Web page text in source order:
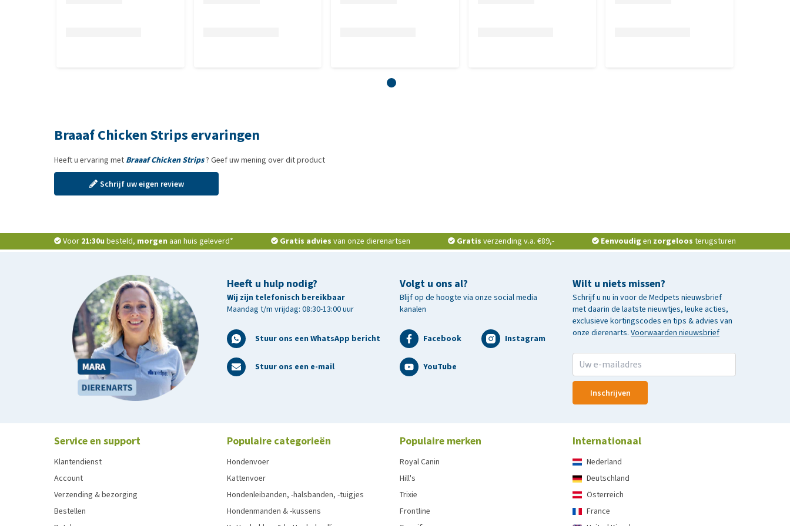
Braaaf Chicken Strips ervaringen
Heeft u ervaring met Braaaf Chicken Strips? Geef uw mening over dit product
Schrijf uw eigen review
Voor 21:30u besteld, morgen aan huis geleverd* Gratis advies van onze dierenartsen Gratis verzending v.a. €89,- Eenvoudig en zorgeloos terugsturen
Heeft u hulp nodig?
Wij zijn telefonisch bereikbaar
Maandag t/m vrijdag: 08:30-13:00 uur
Stuur ons een WhatsApp bericht
Stuur ons een e-mail
Wilt u niets missen?
Schrijf u nu in voor de Medpets nieuwsbrief
met daarin de laatste nieuwtjes, leuke acties,
exclusieve kortingscodes en tips & advies van
onze dierenarts. Voorwaarden nieuwsbrief
Inschrijven
Volgt u ons al?
Blijf op de hoogte via onze social media
kanalen
Facebook Instagram
YouTube
Service en support
Klantendienst
Account
Verzending & bezorging
Bestellen
Populaire categorieën
Hondenvoer
Kattenvoer
Hondenleibanden, -halsbanden, -tuigjes
Hondenmanden & -kussens
Populaire merken
Royal Canin
Hill's
Trixie
Frontline
Internationaal
Nederland
Deutschland
Österreich
France